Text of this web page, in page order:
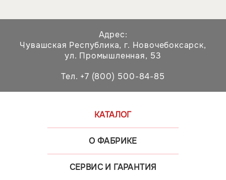
Адрес:
Чувашская Республика, г. Новочебоксарск,
ул. Промышленная, 53
Тел. +7 (800) 500-84-85
КАТАЛОГ
О ФАБРИКЕ
СЕРВИС И ГАРАНТИЯ